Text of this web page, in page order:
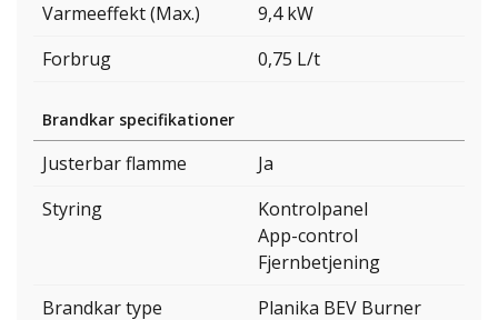
Varmeeffekt (Max.)
9,4 kW
Forbrug
0,75 L/t
Brandkar specifikationer
Justerbar flamme
Ja
Styring
Kontrolpanel
App-control
Fjernbetjening
Brandkar type
Planika BEV Burner